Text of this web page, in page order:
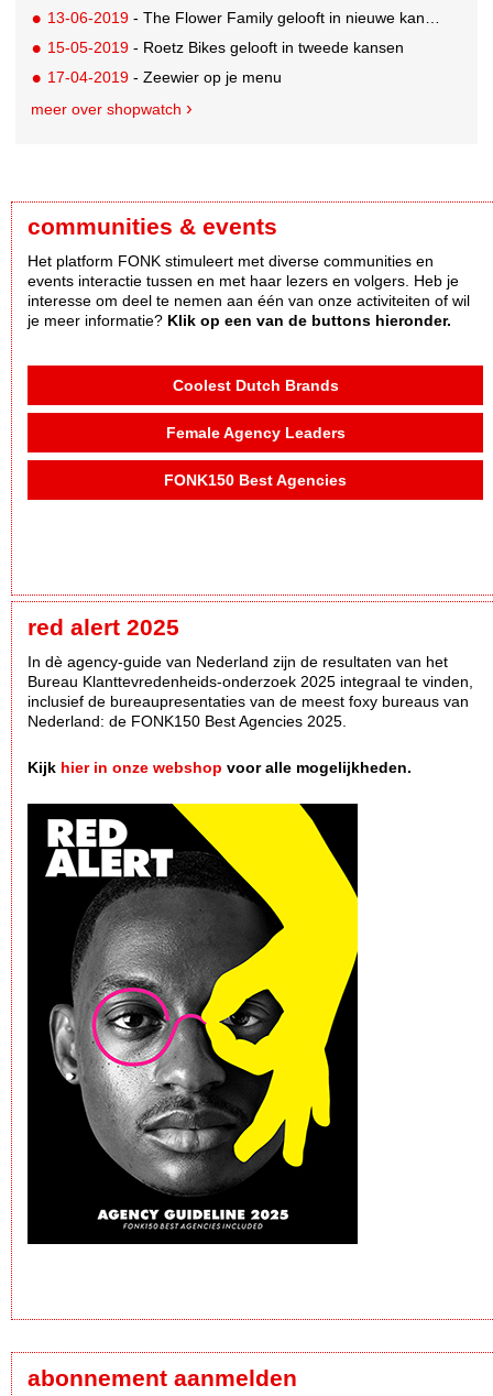
13-06-2019 - The Flower Family gelooft in nieuwe kansen
15-05-2019 - Roetz Bikes gelooft in tweede kansen
17-04-2019 - Zeewier op je menu
meer over shopwatch
communities & events
Het platform FONK stimuleert met diverse communities en
events interactie tussen en met haar lezers en volgers. Heb je
interesse om deel te nemen aan één van onze activiteiten of wil
je meer informatie? Klik op een van de buttons hieronder.
Coolest Dutch Brands
Female Agency Leaders
FONK150 Best Agencies
red alert 2025
In dè agency-guide van Nederland zijn de resultaten van het
Bureau Klanttevredenheids-onderzoek 2025 integraal te vinden,
inclusief de bureaupresentaties van de meest foxy bureaus van
Nederland: de FONK150 Best Agencies 2025.
Kijk hier in onze webshop voor alle mogelijkheden.
abonnement aanmelden